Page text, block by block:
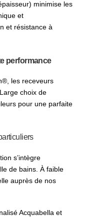
minimise les
et
et résistance à
performance
les receveurs
choix de
pour une parfaite
s’intègre
de bains. À faible
auprès de nos
Acquabella et